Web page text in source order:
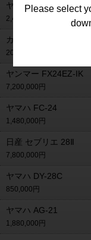
ヤンマー GA40
2,400,000円
カボ 35
20,200,000円
ヤンマー FX24EZ-IK
7,200,000円
ヤマハ FC-24
1,480,000円
日産 セブリエ 28Ⅱ
7,800,000円
ヤマハ DY-28C
850,000円
ヤマハ AG-21
1,880,000円
Please select